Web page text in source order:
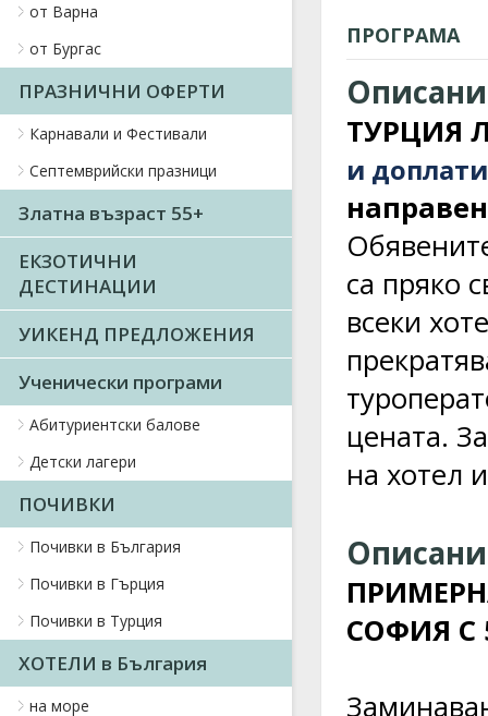
от Варна
от Бургас
ПРАЗНИЧНИ ОФЕРТИ
Карнавали и Фестивали
Септемврийски празници
Златна възраст 55+
ЕКЗОТИЧНИ
ДЕСТИНАЦИИ
УИКЕНД ПРЕДЛОЖЕНИЯ
Ученически програми
Абитуриентски балове
Детски лагери
ПОЧИВКИ
Почивки в България
Почивки в Гърция
Почивки в Турция
ХОТЕЛИ в България
на море
ПРОГРАМА
ТУРЦИЯ
и
са пряко
всеки
цената.
на хотел
СОФИЯ С